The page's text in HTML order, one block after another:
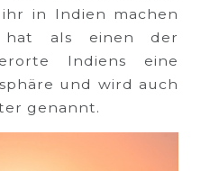
in Indien machen
hat als einen der
Indiens eine
und wird auch
genannt.